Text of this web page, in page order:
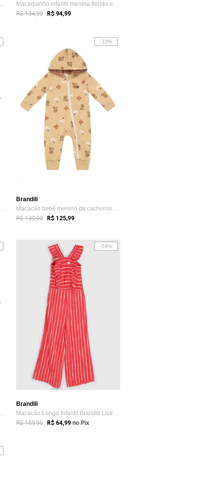
Bran...
Macaquinho infantil menina florido em co...
R$ 134,99 R$ 94,99
Macacão bebê unissex com bordado de ursi...
-10%
Brandili
Macacão bebê menino de cachorrinhos Bran...
R$ 139,99 R$ 125,99
Macacão bebê unissex com bordado de ursi...
-59%
Brandili
Macacão Longo Infantil Brandili Listrado...
R$ 159,90 R$ 64,99 no Pix